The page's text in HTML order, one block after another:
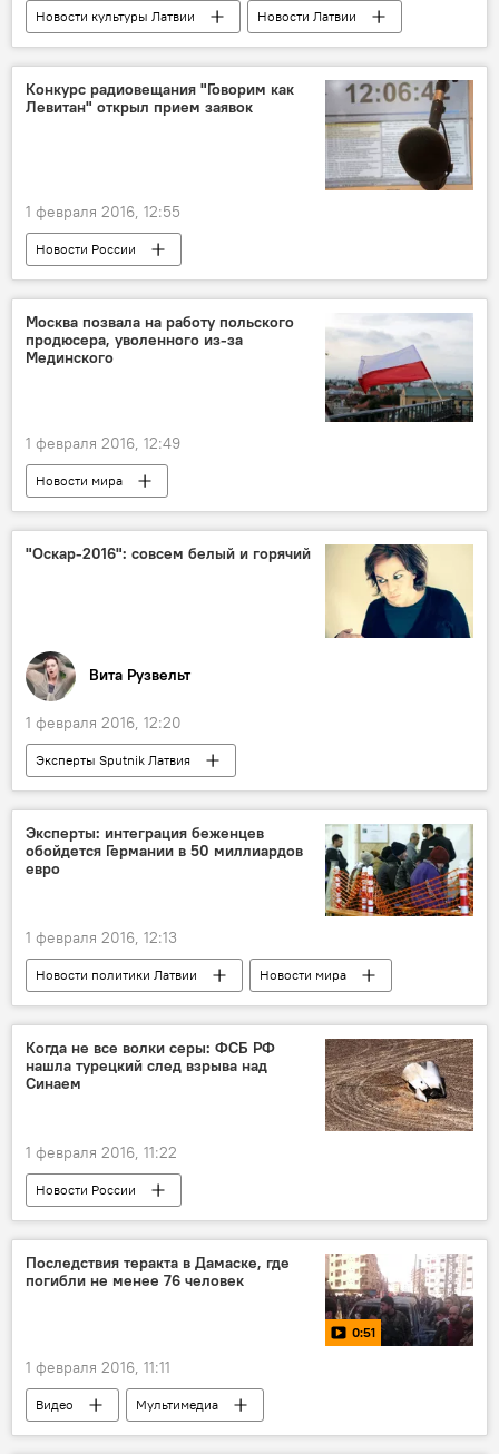
Новости культуры Латвии Новости Латвии
Конкурс радиовещания "Говорим как
Левитан" открыл прием заявок
1 февраля 2016, 12:55
Новости России
Москва позвала на работу польского
продюсера, уволенного из-за
Мединского
1 февраля 2016, 12:49
Новости мира
"Оскар-2016": совсем белый и горячий
Вита Рузвельт
1 февраля 2016, 12:20
Эксперты Sputnik Латвия
Эксперты: интеграция беженцев
обойдется Германии в 50 миллиардов
евро
1 февраля 2016, 12:13
Новости политики Латвии
Новости мира
Беженцы в Латвии и ЕС
Когда не все волки серы: ФСБ РФ
нашла турецкий след взрыва над
Синаем
1 февраля 2016, 11:22
Новости России
Последствия теракта в Дамаске, где
погибли не менее 76 человек
0:51
1 февраля 2016, 11:11
Видео Мультимедиа